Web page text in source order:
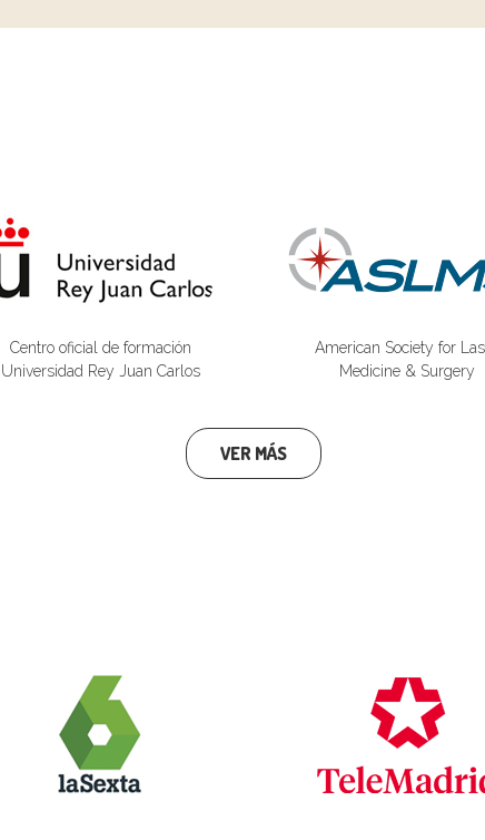
Centro oficial de formación
Universidad Rey Juan Carlos
American Society for
Medicine & Surgery
VER MÁS